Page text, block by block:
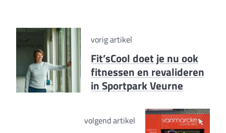
vorig artikel
Fit’sCool doet je nu ook
fitnessen en revalideren
in Sportpark Veurne
volgend artikel